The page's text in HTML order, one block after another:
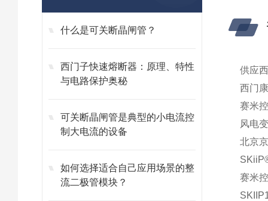
什么是可关断晶闸管？
西门子快速熔断器：原理、特性
与电路保护奥秘
可关断晶闸管是典型的小电流控
制大电流的设备
如何选择适合自己应用场景的整
流二极管模块？
供应
西门
赛米
风电
北京
赛米